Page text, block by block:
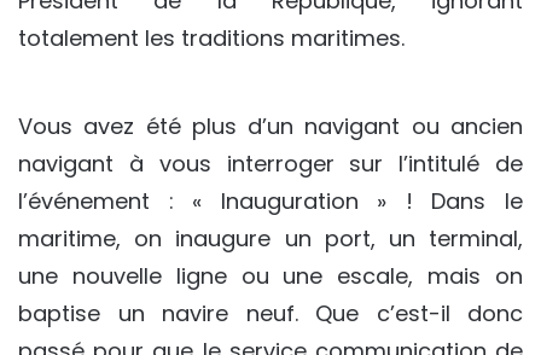
totalement les traditions maritimes.
Vous avez été plus d’un navigant ou ancien
navigant à vous interroger sur l’intitulé de
l’événement : « Inauguration » ! Dans le
maritime, on inaugure un port, un terminal,
une nouvelle ligne ou une escale, mais on
baptise un navire neuf. Que c’est-il donc